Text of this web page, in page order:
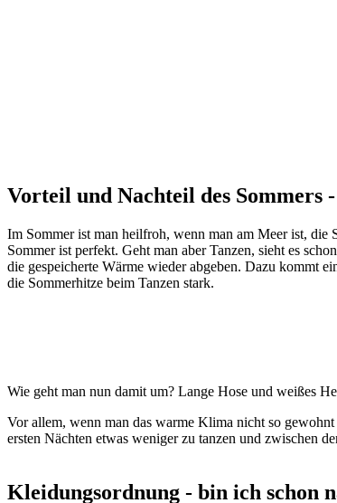
Vorteil und Nachteil des Sommers
Im Sommer ist man heilfroh, wenn man am Meer ist,
Sommer ist perfekt. Geht man aber Tanzen, sieht es
die gespeicherte Wärme wieder abgeben. Dazu kommt
die Sommerhitze beim Tanzen stark.
Wie geht man nun damit um? Lange Hose und weißes
Vor allem, wenn man das warme Klima nicht so
ersten Nächten etwas weniger zu tanzen und zwischen
Kleidungsordnung - bin ich schon